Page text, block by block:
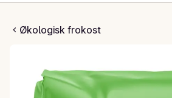
Økologisk frokost
havregryn